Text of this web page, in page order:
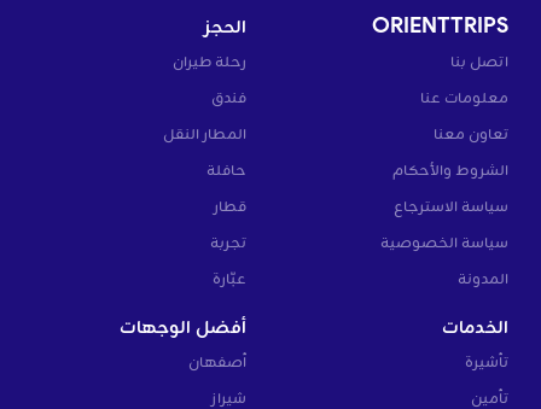
ORIENTTRIPS
اتصل بنا
معلومات عنا
تعاون معنا
الشروط والأحكام
سياسة الاسترجاع
سياسة الخصوصية
المدونة
الحجز
رحلة طيران
فندق
المطار النقل
حافلة
قطار
تجربة
عبّارة
الخدمات
تأشيرة
تأمين
أفضل الوجهات
أصفهان
شيراز